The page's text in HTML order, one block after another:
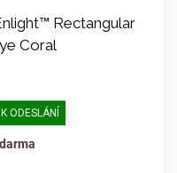
Rectangular
Coral
ODESLÁNÍ